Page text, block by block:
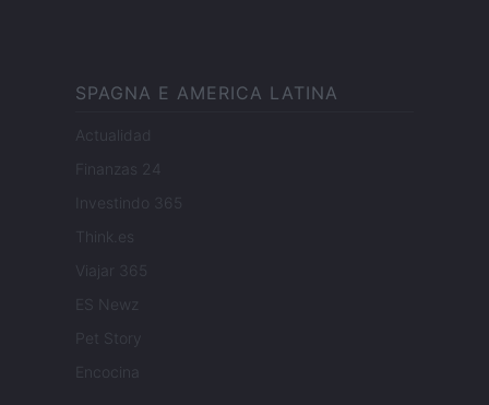
SPAGNA E AMERICA LATINA
Actualidad
Finanzas 24
Investindo 365
Think.es
Viajar 365
ES Newz
Pet Story
Encocina